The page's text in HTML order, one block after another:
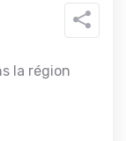
la région